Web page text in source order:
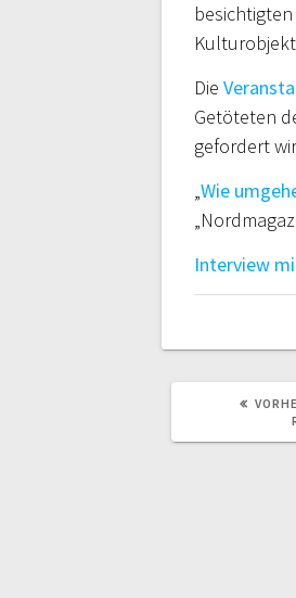
Die
Getöteten
gefordert
„Wie
Interview